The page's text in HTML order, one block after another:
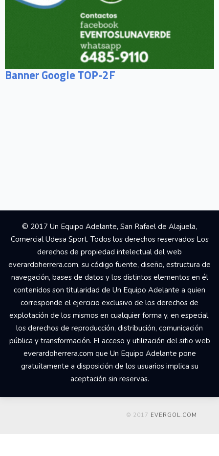
Banner Google TOP-2F
© 2017 Un Equipo Adelante, San Rafael de Alajuela,
Comercial Udesa Sport. Todos los derechos reservados Los
derechos de propiedad intelectual del web
everardoherrera.com, su código fuente, diseño, estructura de
navegación, bases de datos y los distintos elementos en él
contenidos son titularidad de Un Equipo Adelante a quien
corresponde el ejercicio exclusivo de los derechos de
explotación de los mismos en cualquier forma y, en especial,
los derechos de reproducción, distribución, comunicación
pública y transformación. El acceso y utilización del sitio web
everardoherrera.com que Un Equipo Adelante pone
gratuitamente a disposición de los usuarios implica su
aceptación sin reservas.
© 2017 EVERGOL.COM